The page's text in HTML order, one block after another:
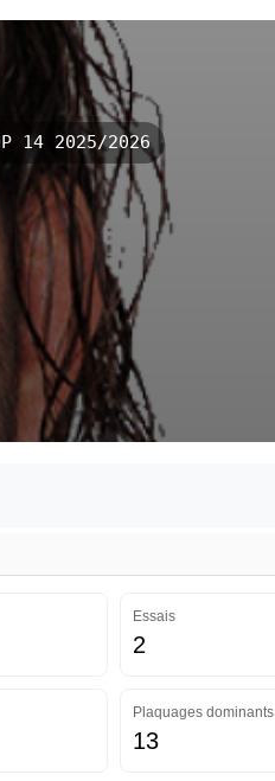
14 2025/2026
Essais
2
Plaquages dominants
13